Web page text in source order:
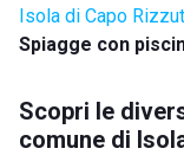
Isola di Capo
Spiagge con
Scopri le
comune di